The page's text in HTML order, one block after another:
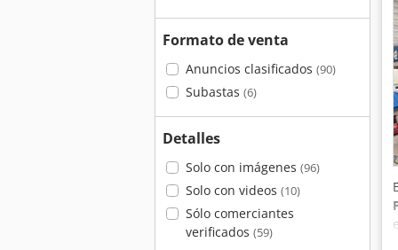
Formato de venta
Anuncios clasificados (90)
Subastas (6)
Detalles
Solo con imágenes (96)
Solo con videos (10)
Sólo comerciantes
verificados (59)